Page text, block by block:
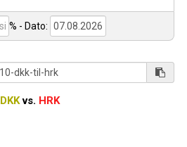
% - Dato:
DKKvs. HRK